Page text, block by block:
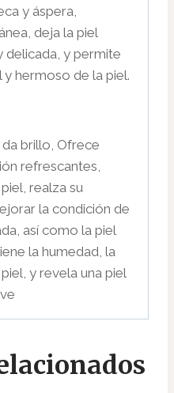
y áspera,
deja la piel
delicada, y permite
hermoso de la piel.
brillo, Ofrece
refrescantes,
realza su
la condición de
así como la piel
la humedad, la
y revela una piel